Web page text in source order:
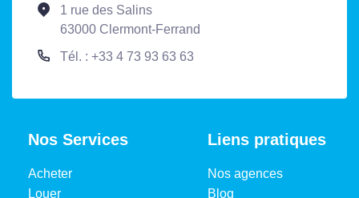
1 rue des Salins
63000 Clermont-Ferrand
Tél. : +33 4 73 93 63 63
Nos Services
Acheter
Louer
Liens pratiques
Nos agences
Blog